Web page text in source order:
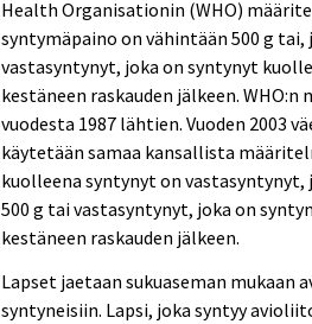
Health Organisationin (WHO)
syntymäpaino on vähintään 500 g
vastasyntynyt, joka on syntynyt
kestäneen raskauden jälkeen.
vuodesta 1987 lähtien. Vuoden 2003
käytetään samaa kansallista
kuolleena syntynyt on
500 g tai vastasyntynyt, joka on
kestäneen raskauden jälkeen.
Lapset jaetaan sukuaseman
syntyneisiin. Lapsi, joka syntyy